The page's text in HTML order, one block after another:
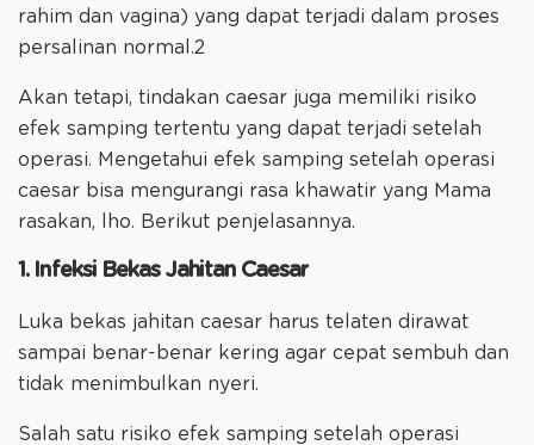
rahim dan vagina) yang dapat terjadi dalam proses
persalinan normal.2
Akan tetapi, tindakan caesar juga memiliki risiko
efek samping tertentu yang dapat terjadi setelah
operasi. Mengetahui efek samping setelah operasi
caesar bisa mengurangi rasa khawatir yang Mama
rasakan, lho. Berikut penjelasannya.
1. Infeksi Bekas Jahitan Caesar
Luka bekas jahitan caesar harus telaten dirawat
sampai benar-benar kering agar cepat sembuh dan
tidak menimbulkan nyeri.
Salah satu risiko efek samping setelah operasi